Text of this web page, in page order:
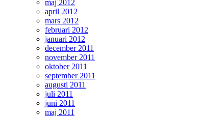
maj 2012
april 2012
mars 2012
februari 2012
januari 2012
december 2011
november 2011
oktober 2011
september 2011
augusti 2011
juli 2011
juni 2011
maj 2011